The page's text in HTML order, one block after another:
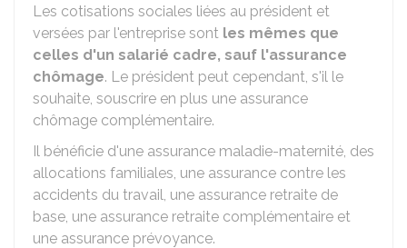
Les cotisations sociales liées au président et
versées par l'entreprise sont les mêmes que
celles d'un salarié cadre, sauf l'assurance
chômage. Le président peut cependant, s'il le
souhaite, souscrire en plus une assurance
chômage complémentaire.
Il bénéficie d'une assurance maladie-maternité, des
allocations familiales, une assurance contre les
accidents du travail, une assurance retraite de
base, une assurance retraite complémentaire et
une assurance prévoyance.